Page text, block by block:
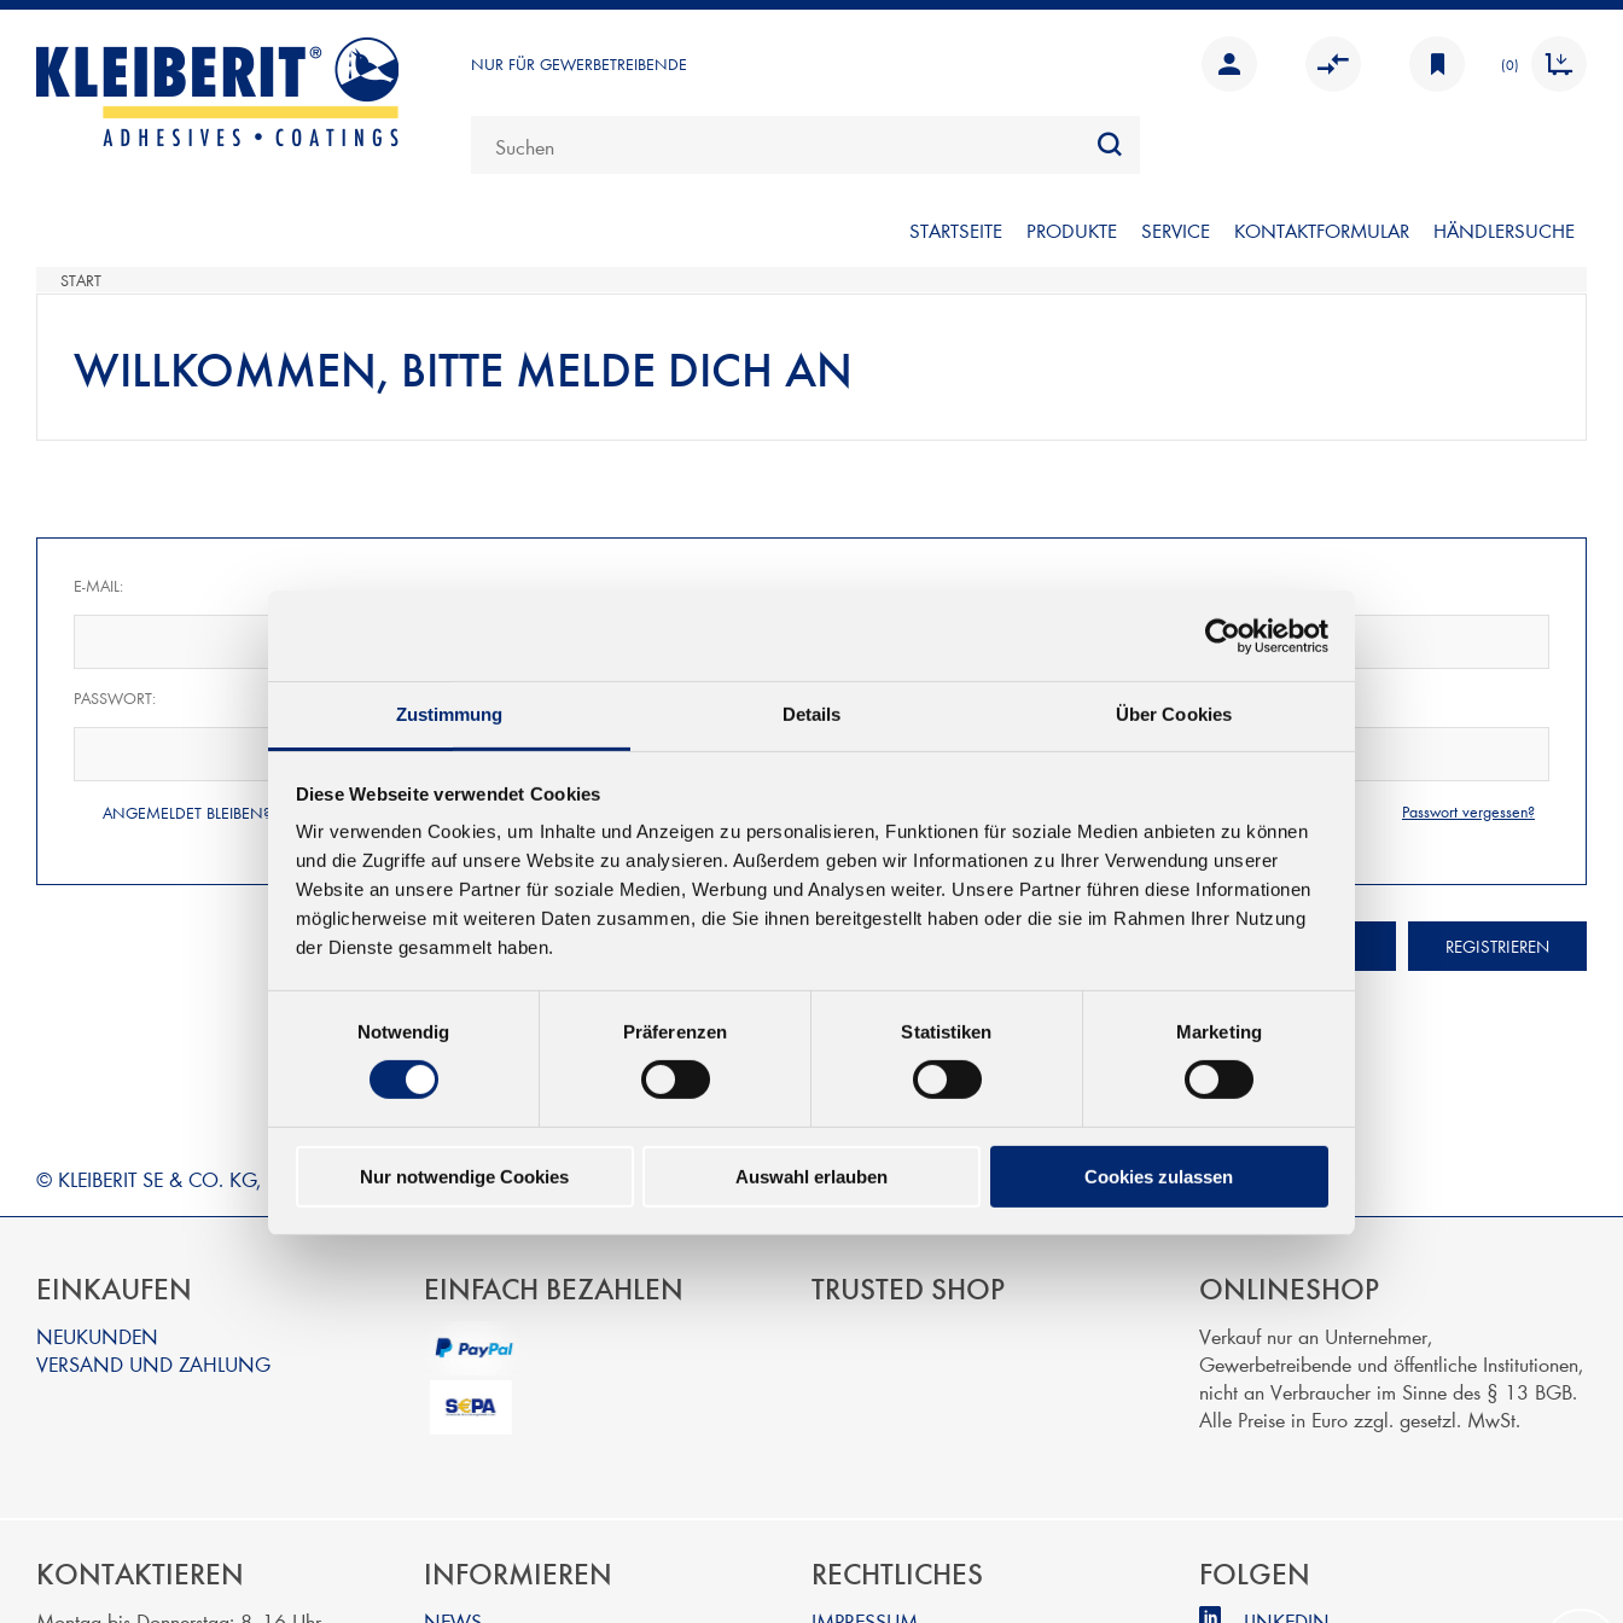
Zustimmung Details Über Cookies
Diese Webseite verwendet Cookies
Wir verwenden Cookies, um Inhalte und Anzeigen zu personalisieren, Funktionen für soziale Medien anbieten zu können
und die Zugriffe auf unsere Website zu analysieren. Außerdem geben wir Informationen zu Ihrer Verwendung unserer
Website an unsere Partner für soziale Medien, Werbung und Analysen weiter. Unsere Partner führen diese Informationen
möglicherweise mit weiteren Daten zusammen, die Sie ihnen bereitgestellt haben oder die sie im Rahmen Ihrer Nutzung
der Dienste gesammelt haben.
Notwendig
Präferenzen Statistiken Marketing
Nur notwendige Cookies Auswahl erlauben Cookies zulassen
NUR FÜR GEWERBETREIBENDE (0)
STARTSEITE PRODUKTE SERVICE KONTAKTFORMULAR HÄNDLERSUCHE
START
WILLKOMMEN, BITTE MELDE DICH AN
E-MAIL:
PASSWORT:
ANGEMELDET BLEIBEN? Passwort vergessen?
REGISTRIEREN
© KLEIBERIT SE & CO. KG, Max-Becker-Str. 4, 76356 Weingarten, Germany
EINKAUFEN
NEUKUNDEN
VERSAND UND ZAHLUNG
EINFACH BEZAHLEN TRUSTED SHOP ONLINESHOP
Verkauf nur an Unternehmer,
Gewerbetreibende und öffentliche Institutionen,
nicht an Verbraucher im Sinne des § 13 BGB.
Alle Preise in Euro zzgl. gesetzl. MwSt.
KONTAKTIEREN INFORMIEREN RECHTLICHES FOLGEN